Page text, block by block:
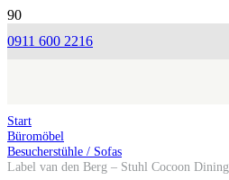
0911 600 2216
Start
Büromöbel
Besucherstühle / Sofas
Label van den Berg – Stuhl Cocoon Dining